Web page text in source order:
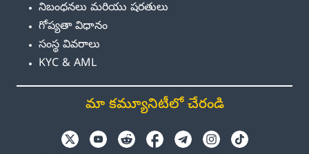
నిబంధనలు మరియు షరతులు
గోప్యతా విధానం
సంస్థ వివరాలు
KYC & AML
మా కమ్యూనిటీలో చేరండి